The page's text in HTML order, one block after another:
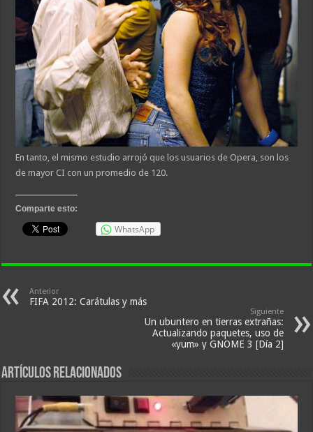
En tanto, el mismo estudio arrojó que los usuarios de Opera, son los
de mayor CI con un promedio de 120.
Comparte esto:
WhatsApp
Anterior
FIFA 2012: Carátulas y más
Siguiente
Un ubuntero en tierras extrañas:
Actualizando paquetes, uso de
«yum» y GNOME 3 [Día 2]
Artículos relacionados